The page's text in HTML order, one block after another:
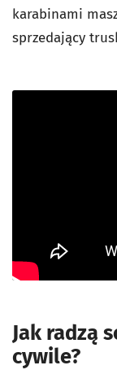
karabinami
sprzedający
Jak radzą
cywile?